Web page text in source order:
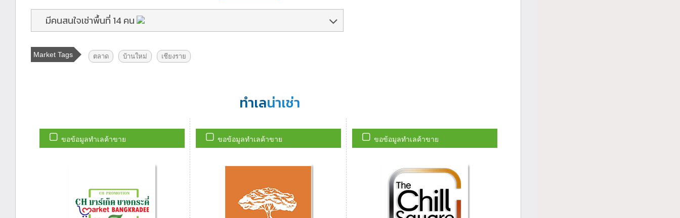
มีคนสนใจเช่าพื้นที่ 14 คน
Market Tags ตลาด บ้านใหม่ เชียงราย
ทำเลน่าเช่า
ขอข้อมูลทำเลค้าขาย ขอข้อมูลทำเลค้าขาย ขอข้อมูลทำเลค้าขาย